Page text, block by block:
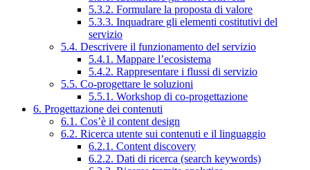
5.3.2. Formulare la proposta di valore
5.3.3. Inquadrare gli elementi costitutivi del
servizio
5.4. Descrivere il funzionamento del servizio
5.4.1. Mappare l’ecosistema
5.4.2. Rappresentare i flussi di servizio
5.5. Co-progettare le soluzioni
5.5.1. Workshop di co-progettazione
6. Progettazione dei contenuti
6.1. Cos’è il content design
6.2. Ricerca utente sui contenuti e il linguaggio
6.2.1. Content discovery
6.2.2. Dati di ricerca (search keywords)